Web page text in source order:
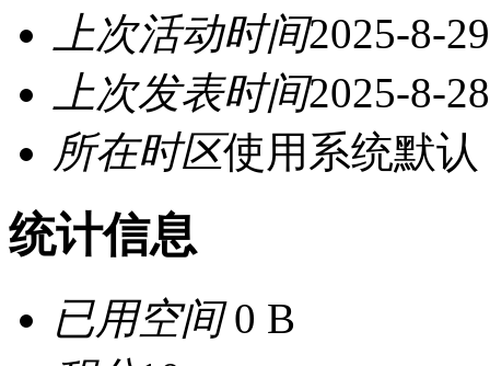
上次活动时间2025-8-
上次发表时间2025-8-
所在时区使用系统默认
统计信息
已用空间0 B